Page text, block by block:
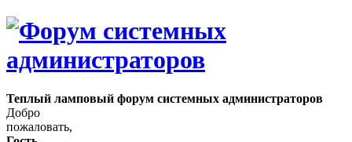
Теплый ламповый форум системных администраторов
Добро
пожаловать,